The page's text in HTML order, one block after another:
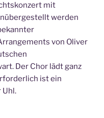
mit
werden
von Oliver
Der Chor lädt ganz
ist ein
Uhl.